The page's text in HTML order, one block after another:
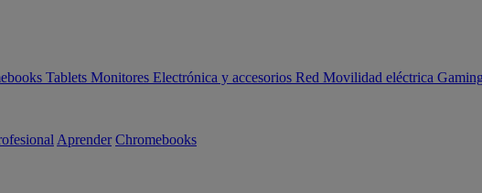
Tablets Monitores Electrónica y accesorios Red Movilidad eléctrica
Aprender Chromebooks